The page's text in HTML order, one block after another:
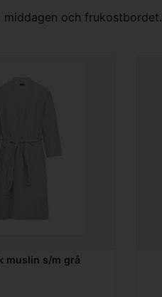
och frukostbordet.
muslin s/m grå